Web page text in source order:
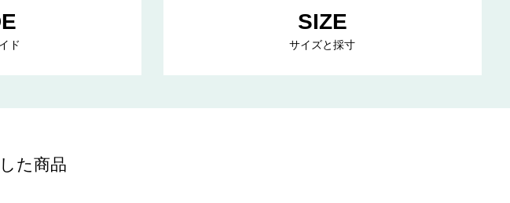
ド
SIZE
サイズと採寸
た商品